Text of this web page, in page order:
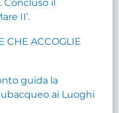
il
II’.
CHE ACCOGLIE
guida la
ai Luoghi